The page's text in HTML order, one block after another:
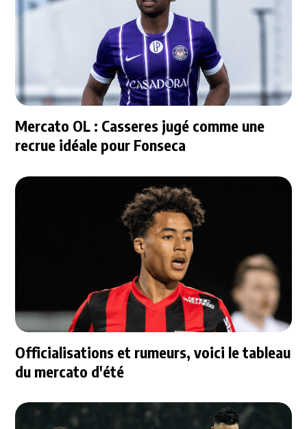
Mercato OL : Casseres jugé comme une
recrue idéale pour Fonseca
Officialisations et rumeurs, voici le tableau
du mercato d'été